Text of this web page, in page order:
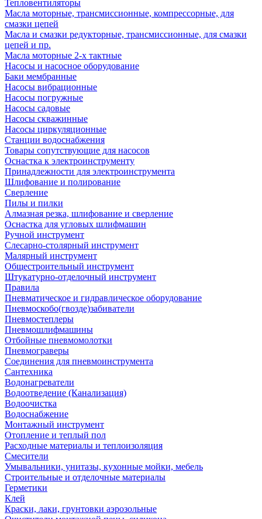
Тепловентиляторы
Масла моторные, трансмиссионные, компрессорные, для
смазки цепей
Масла и смазки редукторные, трансмиссионные, для смазки
цепей и пр.
Масла моторные 2-х тактные
Насосы и насосное оборудование
Баки мембранные
Насосы вибрационные
Насосы погружные
Насосы садовые
Насосы скважинные
Насосы циркуляционные
Станции водоснабжения
Товары сопутствующие для насосов
Оснастка к электроинструменту
Принадлежности для электроинструмента
Шлифование и полирование
Сверление
Пилы и пилки
Алмазная резка, шлифование и сверление
Оснастка для угловых шлифмашин
Ручной инструмент
Слесарно-столярный инструмент
Малярный инструмент
Общестроительный инструмент
Штукатурно-отделочный инструмент
Правила
Пневматическое и гидравлическое оборудование
Пневмоскобо(гвозде)забиватели
Пневмостеплеры
Пневмошлифмашины
Отбойные пневмомолотки
Пневмограверы
Соединения для пневмоинструмента
Сантехника
Водонагреватели
Водоотведение (Канализация)
Водоочистка
Водоснабжение
Монтажный инструмент
Отопление и теплый пол
Расходные материалы и теплоизоляция
Смесители
Умывальники, унитазы, кухонные мойки, мебель
Строительные и отделочные материалы
Герметики
Клей
Краски, лаки, грунтовки аэрозольные